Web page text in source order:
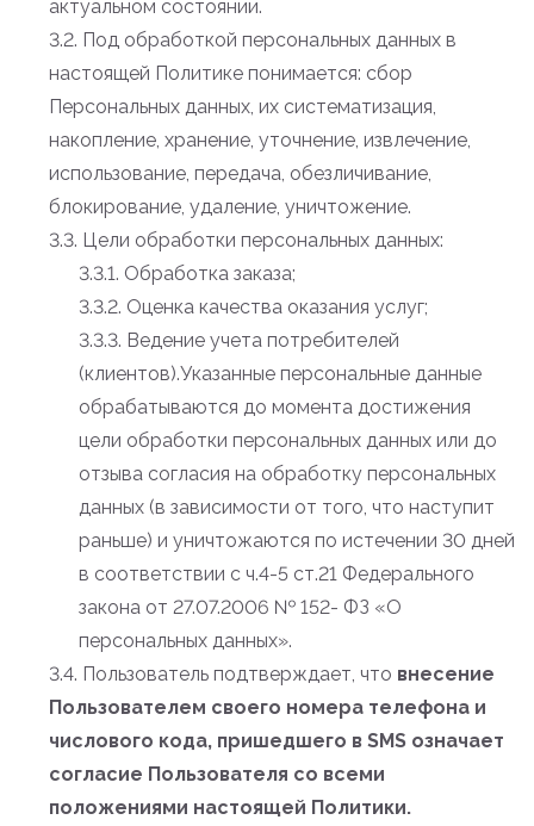
актуальном состоянии.
3.2. Под обработкой персональных данных в
настоящей Политике понимается: сбор
Персональных данных, их систематизация,
накопление, хранение, уточнение, извлечение,
использование, передача, обезличивание,
блокирование, удаление, уничтожение.
3.3. Цели обработки персональных данных:
3.3.1. Обработка заказа;
3.3.2. Оценка качества оказания услуг;
3.3.3. Ведение учета потребителей
(клиентов).Указанные персональные данные
обрабатываются до момента достижения
цели обработки персональных данных или до
отзыва согласия на обработку персональных
данных (в зависимости от того, что наступит
раньше) и уничтожаются по истечении 30 дней
в соответствии с ч.4-5 ст.21 Федерального
закона от 27.07.2006 № 152- ФЗ «О
персональных данных».
3.4. Пользователь подтверждает, что внесение
Пользователем своего номера телефона и
числового кода, пришедшего в SMS означает
согласие Пользователя со всеми
положениями настоящей Политики.